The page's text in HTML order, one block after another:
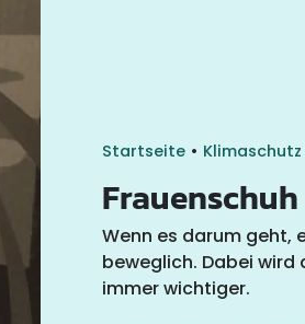
Startseite •
Frauenschuh
Wenn es darum geht,
beweglich. Dabei wird
immer wichtiger.